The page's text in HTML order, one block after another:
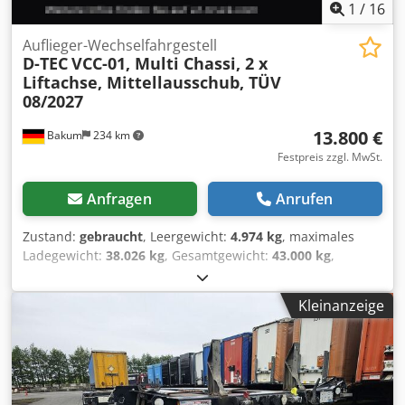
1 / 16
Bakum 234 km
Auflieger-Wechselfahrgestell
D-TECVCC-01, Multi Chassi, 2 x
Liftachse, Mittellausschub, TÜV
08/2027
13.800 €
Festpreis zzgl. MwSt.
Anfragen Anrufen
Zustand: gebraucht, Leergewicht: 4.974 kg, maximales
Ladegewicht: 38.026 kg, Gesamtgewicht: 43.000 kg,
> 3 Achsen
nächste Prüfung (TÜV):08/2027, Federung:Luft,
30 %, Farbe:
, Vorderreifengröße:385/55 22,5
Hinterreifengröße:
385/55 22,5, Fahrerkabine: Fahrerhaus
Emissionsklasse:keine, Ausstattung: ABS, LKW-Zulassung,
Fahrzeugnummer für Anfragen: 41641 D-tec, Multichassi *
Kleinanzeige